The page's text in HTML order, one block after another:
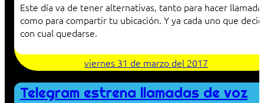
Este día va de tener alternativas, tanto para hacer
como para compartir tu ubicación. Y ya cada uno que
con cual quedarse.
viernes 31 de marzo del 2017
Telegram estrena llamadas de voz